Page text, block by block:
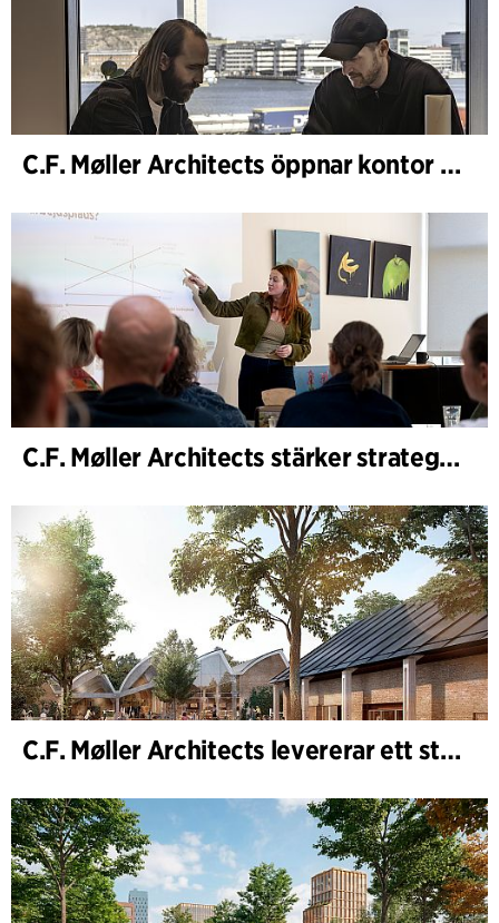
C.F. Møller Architects öppnar kontor i Göteborg
C.F. Møller Architects stärker strategisk rådgivning i tidiga skeden
C.F. Møller Architects levererar ett starkt resultat för 2025